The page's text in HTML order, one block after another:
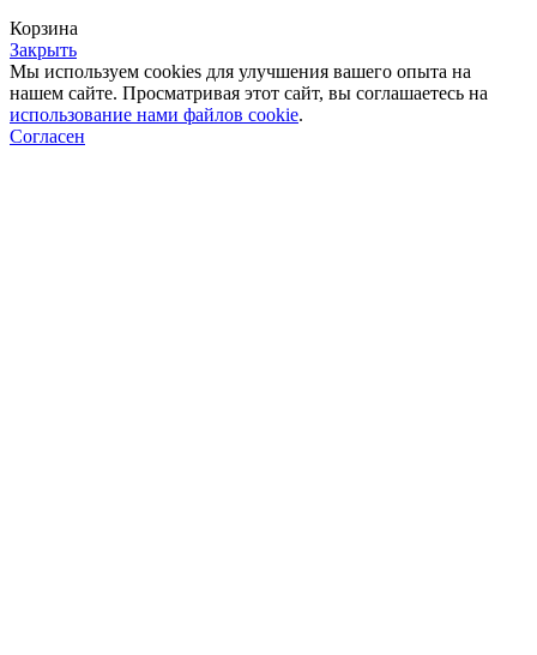
Корзина
Закрыть
Мы используем cookies для улучшения вашего опыта на
нашем сайте. Просматривая этот сайт, вы соглашаетесь на
использование нами файлов cookie.
Согласен